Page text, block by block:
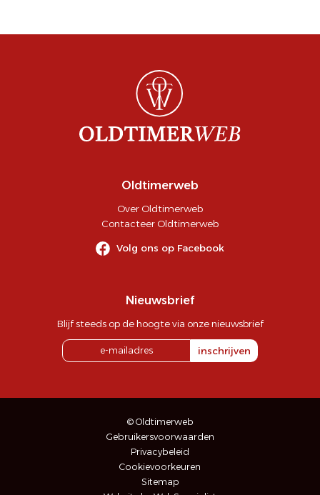
Oldtimerweb
Over Oldtimerweb
Contacteer Oldtimerweb
Volg ons op Facebook
Nieuwsbrief
Blijf steeds op de hoogte via onze nieuwsbrief
inschrijven
© Oldtimerweb
Gebruikersvoorwaarden
Privacybeleid
Cookievoorkeuren
Sitemap